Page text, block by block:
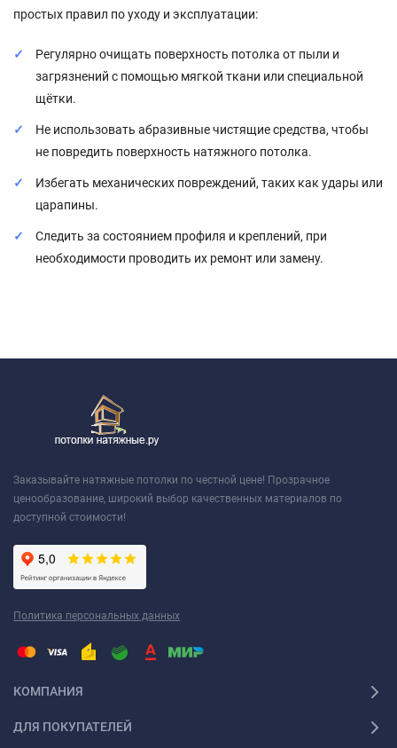
простых правил по уходу и эксплуатации:
Регулярно очищать поверхность потолка от пыли и
загрязнений с помощью мягкой ткани или специальной
щётки.
Не использовать абразивные чистящие средства, чтобы
не повредить поверхность натяжного потолка.
Избегать механических повреждений, таких как удары или
царапины.
Следить за состоянием профиля и креплений, при
необходимости проводить их ремонт или замену.
Заказывайте натяжные потолки по честной цене! Прозрачное
ценообразование, широкий выбор качественных материалов по
доступной стоимости!
Политика персональных данных
КОМПАНИЯ
ДЛЯ ПОКУПАТЕЛЕЙ